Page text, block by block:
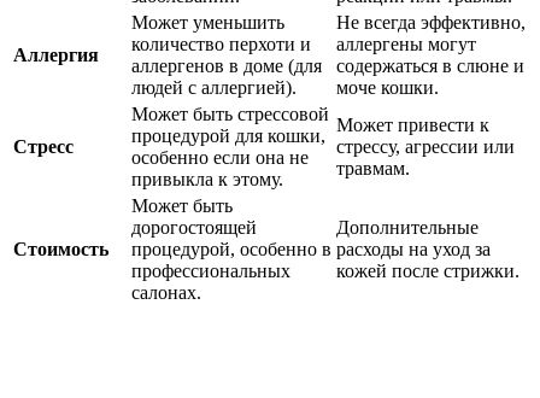
Аллергия
Может уменьшить
количество перхоти и
аллергенов в доме (для
людей с аллергией).
Не всегда эффективно,
аллергены могут
содержаться в слюне и
моче кошки.
Стресс
Может быть стрессовой
процедурой для кошки,
особенно если она не
привыкла к этому.
Может привести к
стрессу, агрессии или
травмам.
Стоимость
Может быть
дорогостоящей
процедурой, особенно в
профессиональных
салонах.
Дополнительные
расходы на уход за
кожей после стрижки.